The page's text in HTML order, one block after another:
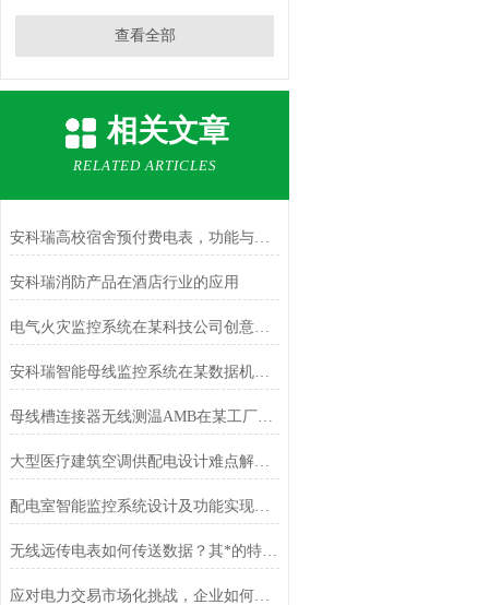
查看全部
相关文章
RELATED ARTICLES
安科瑞高校宿舍预付费电表，功能与优势解析
安科瑞消防产品在酒店行业的应用
电气火灾监控系统在某科技公司创意园上的应用
安科瑞智能母线监控系统在某数据机房的应用
母线槽连接器无线测温AMB在某工厂配电中的应用
大型医疗建筑空调供配电设计难点解析：如何兼顾安全与节能？
配电室智能监控系统设计及功能实现分析
无线远传电表如何传送数据？其*的特点在哪里？
应对电力交易市场化挑战，企业如何做好能耗管控